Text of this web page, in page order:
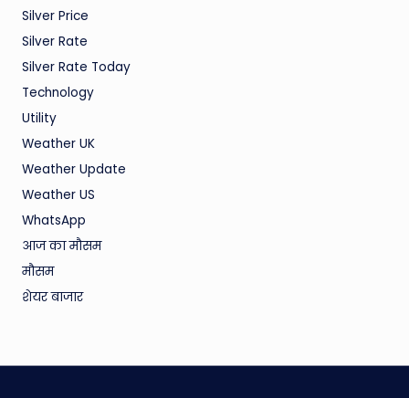
Silver Price
Silver Rate
Silver Rate Today
Technology
Utility
Weather UK
Weather Update
Weather US
WhatsApp
आज का मौसम
मौसम
शेयर बाजार